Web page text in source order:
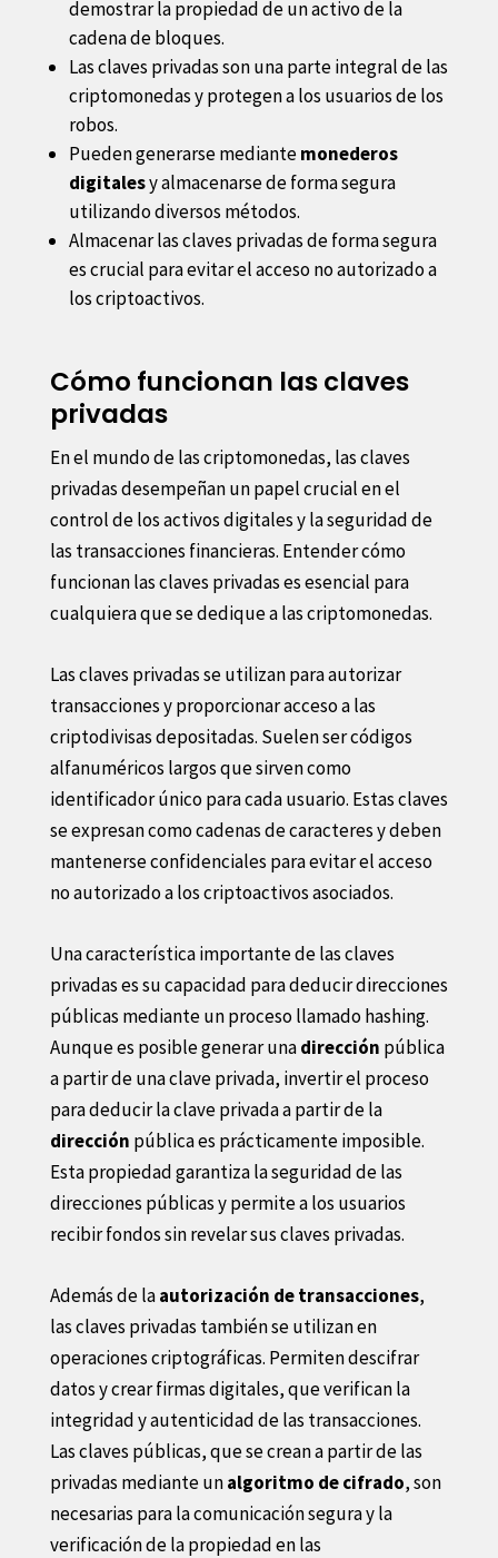
demostrar la propiedad de un activo de la
cadena de bloques.
Las claves privadas son una parte integral de las
criptomonedas y protegen a los usuarios de los
robos.
Pueden generarse mediantemonederos
digitalesy almacenarse de forma segura
utilizando diversos métodos.
Almacenar las claves privadas de forma segura
es crucial para evitar el acceso no autorizado a
los criptoactivos.
Cómo funcionan las claves
privadas
En el mundo de las criptomonedas, las claves
privadas desempeñan un papel crucial en el
control de los activos digitales y la seguridad de
las transacciones financieras. Entender cómo
funcionan las claves privadas es esencial para
cualquiera que se dedique a las criptomonedas.
Las claves privadas se utilizan para autorizar
transacciones y proporcionar acceso a las
criptodivisas depositadas. Suelen ser códigos
alfanuméricos largos que sirven como
identificador único para cada usuario. Estas claves
se expresan como cadenas de caracteres y deben
mantenerse confidenciales para evitar el acceso
no autorizado a los criptoactivos asociados.
Una característica importante de las claves
privadas es su capacidad para deducir direcciones
públicas mediante un proceso llamado hashing.
Aunque es posible generar unadirección pública
a partir de una clave privada, invertir el proceso
para deducir la clave privada a partir de la
dirección pública es prácticamente imposible.
Esta propiedad garantiza la seguridad de las
direcciones públicas y permite a los usuarios
recibir fondos sin revelar sus claves privadas.
Además de laautorización de transacciones,
las claves privadas también se utilizan en
operaciones criptográficas. Permiten descifrar
datos y crear firmas digitales, que verifican la
integridad y autenticidad de las transacciones.
Las claves públicas, que se crean a partir de las
privadas mediante unalgoritmo de cifrado, son
necesarias para la comunicación segura y la
verificación de la propiedad en las